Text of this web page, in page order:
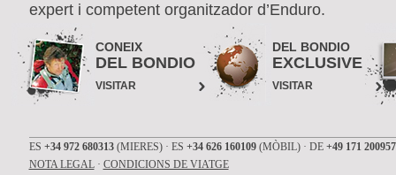
expert i competent organitzador d’Enduro.
CONEIX
DEL BONDIO
VISITAR
DEL BONDIO
EXCLUSIVE
VISITAR
ES +34 972 680313(MIERES) · ES +34 626 160109(MÒBIL) · DE +49 171
NOTA LEGAL· CONDICIONS DE VIATGE